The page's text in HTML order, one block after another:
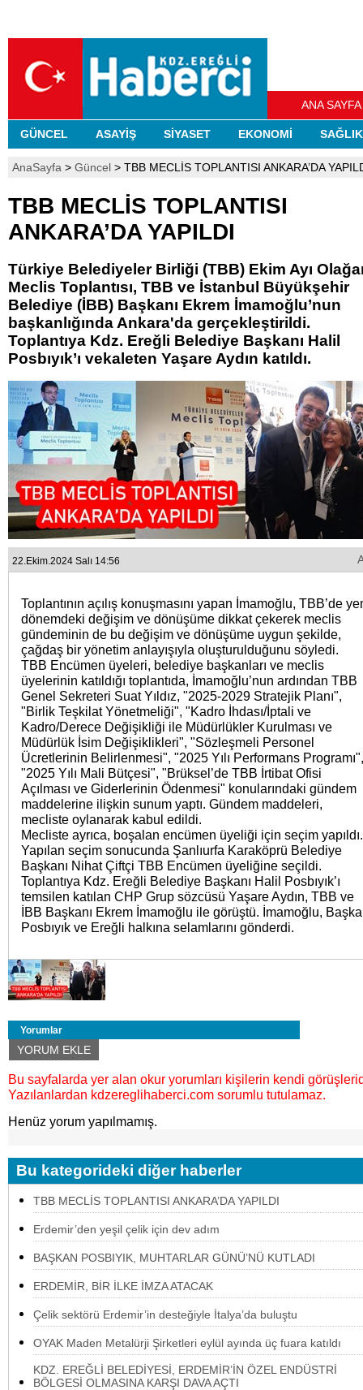
ANA SAYFA
GÜNCEL ASAYİŞ SİYASET EKONOMİ SAĞLIK
AnaSayfa > Güncel > TBB MECLİS TOPLANTISI ANKARA’DA
TBB MECLİS TOPLANTISI
ANKARA’DA YAPILDI
Türkiye Belediyeler Birliği (TBB) Ekim Ayı
Meclis Toplantısı, TBB ve İstanbul Büyükşehir
Belediye (İBB) Başkanı Ekrem İmamoğlu’nun
başkanlığında Ankara'da gerçekleştirildi.
Toplantıya Kdz. Ereğli Belediye Başkanı Halil
Posbıyık’ı vekaleten Yaşare Aydın katıldı.
22.Ekim.2024 Salı 14:56
Toplantının açılış konuşmasını yapan İmamoğlu, TBB’de
dönemdeki değişim ve dönüşüme dikkat çekerek meclis
gündeminin de bu değişim ve dönüşüme uygun şekilde,
çağdaş bir yönetim anlayışıyla oluşturulduğunu söyledi.
TBB Encümen üyeleri, belediye başkanları ve meclis
üyelerinin katıldığı toplantıda, İmamoğlu’nun ardından TBB
Genel Sekreteri Suat Yıldız, "2025-2029 Stratejik Planı",
"Birlik Teşkilat Yönetmeliği", "Kadro İhdası/İptali ve
Kadro/Derece Değişikliği ile Müdürlükler Kurulması ve
Müdürlük İsim Değişiklikleri", "Sözleşmeli Personel
Ücretlerinin Belirlenmesi", "2025 Yılı Performans Programı",
"2025 Yılı Mali Bütçesi", "Brüksel’de TBB İrtibat Ofisi
Açılması ve Giderlerinin Ödenmesi" konularındaki gündem
maddelerine ilişkin sunum yaptı. Gündem maddeleri,
mecliste oylanarak kabul edildi.
Mecliste ayrıca, boşalan encümen üyeliği için seçim yapıldı.
Yapılan seçim sonucunda Şanlıurfa Karaköprü Belediye
Başkanı Nihat Çiftçi TBB Encümen üyeliğine seçildi.
Toplantıya Kdz. Ereğli Belediye Başkanı Halil Posbıyık’ı
temsilen katılan CHP Grup sözcüsü Yaşare Aydın, TBB ve
İBB Başkanı Ekrem İmamoğlu ile görüştü. İmamoğlu,
Posbıyık ve Ereğli halkına selamlarını gönderdi.
Yorumlar
YORUM EKLE
Bu sayfalarda yer alan okur yorumları kişilerin kendi
Yazılanlardan kdzereglihaberci.com sorumlu tutulamaz.
Henüz yorum yapılmamış.
Bu kategorideki diğer haberler
TBB MECLİS TOPLANTISI ANKARA’DA YAPILDI
Erdemir’den yeşil çelik için dev adım
BAŞKAN POSBIYIK, MUHTARLAR GÜNÜ’NÜ KUTLADI
ERDEMİR, BİR İLKE İMZA ATACAK
Çelik sektörü Erdemir’in desteğiyle İtalya’da buluştu
OYAK Maden Metalürji Şirketleri eylül ayında üç fuara katıldı
KDZ. EREĞLİ BELEDİYESİ, ERDEMİR’İN ÖZEL ENDÜSTRİ
BÖLGESİ OLMASINA KARŞI DAVA AÇTI